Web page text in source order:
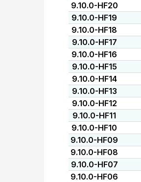
9.10.0-HF20
9.10.0-HF19
9.10.0-HF18
9.10.0-HF17
9.10.0-HF16
9.10.0-HF15
9.10.0-HF14
9.10.0-HF13
9.10.0-HF12
9.10.0-HF11
9.10.0-HF10
9.10.0-HF09
9.10.0-HF08
9.10.0-HF07
9.10.0-HF06